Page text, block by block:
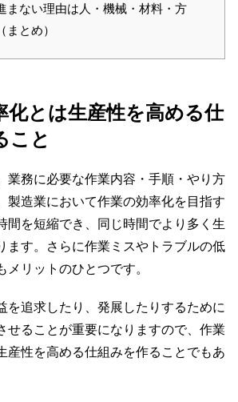
まない理由は人・機械・材料・方
とめ）
化とは生産性を高める仕
こと
業務に必要な作業内容・手順・やり方
製造業において作業の効率化を目指す
間を短縮でき、同じ時間でより多く生
ます。さらに作業ミスやトラブルの低
メリットのひとつです。
を追求したり、発展したりするために
せることが重要になりますので、作業
産性を高める仕組みを作ることでもあ